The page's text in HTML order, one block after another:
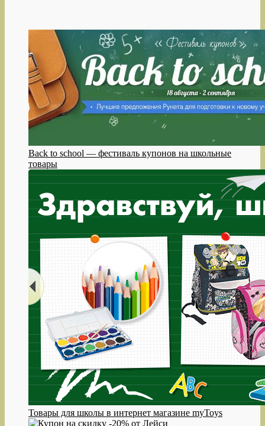
Back to school — фестиваль купонов на школьные
товары
Товары для школы в интернет магазине myToys